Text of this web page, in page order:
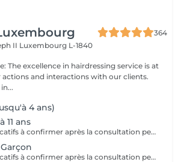
364
II Luxembourg L-1840
actions and interactions with our clients.
4 ans)
11 ans
* Tarifs à titre indicatifs à confirmer après la consultation personnalisée établit auprès de votre coiffeur/stylist/spécialiste * La direction se réserve le droit dapporter des modifications pour le bon fonctionnement du salon
* Tarifs à titre indicatifs à confirmer après la consultation personnalisée établit auprès de votre coiffeur/stylist/spécialiste * La direction se réserve le droit dapporter des modifications pour le bon fonctionnement du salon